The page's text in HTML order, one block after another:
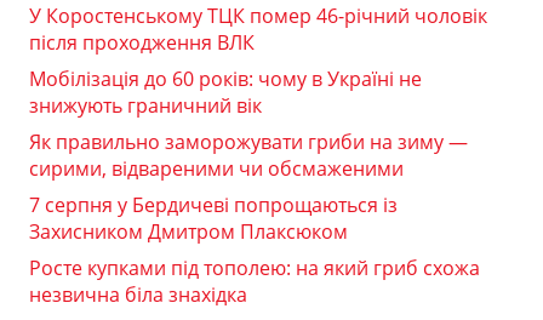
У Коростенському ТЦК помер 46-річний чоловік
після проходження ВЛК
Мобілізація до 60 років: чому в Україні не
знижують граничний вік
Як правильно заморожувати гриби на зиму —
сирими, відвареними чи обсмаженими
7 серпня у Бердичеві попрощаються із
Захисником Дмитром Плаксюком
Росте купками під тополею: на який гриб схожа
незвична біла знахідка